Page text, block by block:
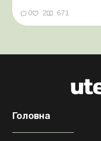
нормативне
податкові ризики та
цьому питанні
0 2 671
Головна